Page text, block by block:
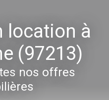
62 21
location à
(97213)
nos offres